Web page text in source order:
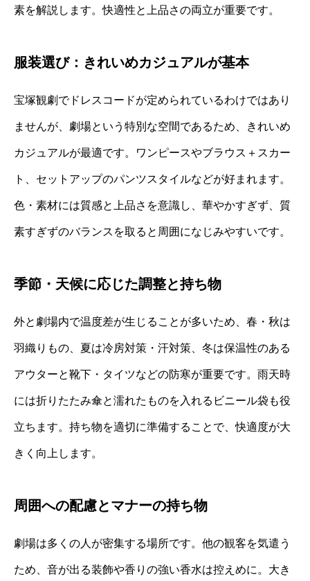
素を解説します。快適性と上品さの両立が重要です。
服装選び：きれいめカジュアルが基本
宝塚観劇でドレスコードが定められているわけではあり
ませんが、劇場という特別な空間であるため、きれいめ
カジュアルが最適です。ワンピースやブラウス＋スカー
ト、セットアップのパンツスタイルなどが好まれます。
色・素材には質感と上品さを意識し、華やかすぎず、質
素すぎずのバランスを取ると周囲になじみやすいです。
季節・天候に応じた調整と持ち物
外と劇場内で温度差が生じることが多いため、春・秋は
羽織りもの、夏は冷房対策・汗対策、冬は保温性のある
アウターと靴下・タイツなどの防寒が重要です。雨天時
には折りたたみ傘と濡れたものを入れるビニール袋も役
立ちます。持ち物を適切に準備することで、快適度が大
きく向上します。
周囲への配慮とマナーの持ち物
劇場は多くの人が密集する場所です。他の観客を気遣う
ため、音が出る装飾や香りの強い香水は控えめに。大き